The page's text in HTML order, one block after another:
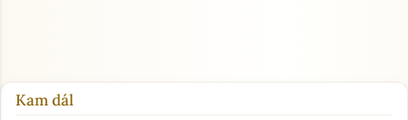
Kam dál